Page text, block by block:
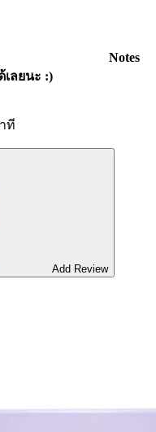
ลยนะ :)
Notes
ที
Add Review